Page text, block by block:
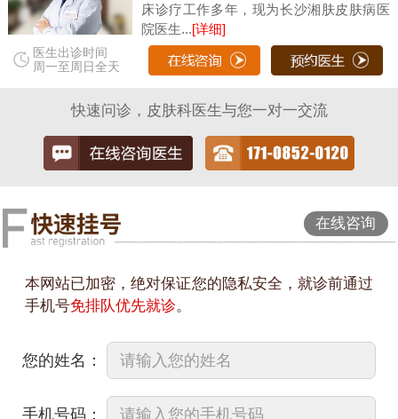
医生出诊时间
周一至周日全天
床诊疗工作多年，现为长沙湘肤皮肤病医
院医生...[详细]
快速问诊，皮肤科医生与您一对一交流
在线咨询
本网站已加密，绝对保证您的隐私安全，就诊前通过
手机号免排队优先就诊。
您的姓名：
手机号码：